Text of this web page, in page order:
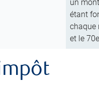
un
étant
chaque
et le